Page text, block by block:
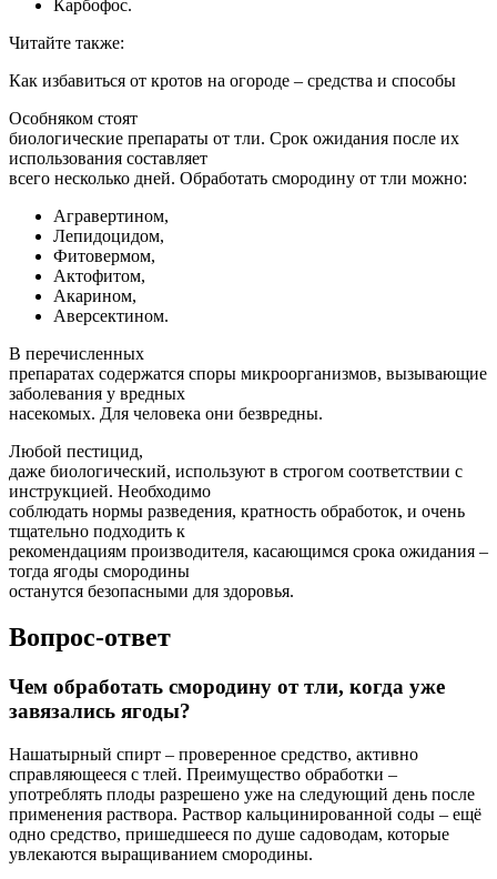
Карбофос.
Читайте также:
Как избавиться от кротов на огороде – средства и способы
Особняком стоят
биологические препараты от тли. Срок ожидания после их
использования составляет
всего несколько дней. Обработать смородину от тли можно:
Агравертином,
Лепидоцидом,
Фитовермом,
Актофитом,
Акарином,
Аверсектином.
В перечисленных
препаратах содержатся споры микроорганизмов, вызывающие
заболевания у вредных
насекомых. Для человека они безвредны.
Любой пестицид,
даже биологический, используют в строгом соответствии с
инструкцией. Необходимо
соблюдать нормы разведения, кратность обработок, и очень
тщательно подходить к
рекомендациям производителя, касающимся срока ожидания –
тогда ягоды смородины
останутся безопасными для здоровья.
Вопрос-ответ
Чем обработать смородину от тли, когда уже
завязались ягоды?
Нашатырный спирт – проверенное средство, активно
справляющееся с тлей. Преимущество обработки –
употреблять плоды разрешено уже на следующий день после
применения раствора. Раствор кальцинированной соды – ещё
одно средство, пришедшееся по душе садоводам, которые
увлекаются выращиванием смородины.